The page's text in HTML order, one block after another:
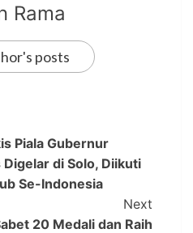
Rama
posts
Piala Gubernur
di Solo, Diikuti
Se-Indonesia
Next
20 Medali dan Raih